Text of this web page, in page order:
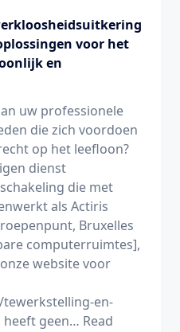
voor het
en
uw professionele
die zich voordoen
op het leefloon?
dienst
die met
als Actiris
Bruxelles
computerruimtes],
website voor
en-
geen… Read